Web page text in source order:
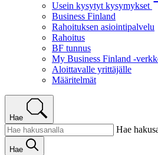
Usein kysytyt kysymykset
Business Finland
Rahoituksen asiointipalvelu
Rahoitus
BF tunnus
My Business Finland -
Aloittavalle yrittäjälle
Määritelmät
Hae
Hae
Hae